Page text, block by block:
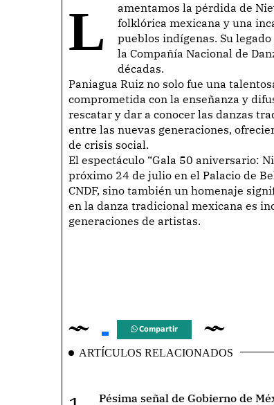
Lamentamos la pérdida de Nieves Paniagua Ruiz, una figura fundamental en la danza
folklórica mexicana y una
pueblos indígenas. Su
la Compañía Nacional de
décadas.
Paniagua Ruiz no solo fue una
comprometida con la enseñanza y
rescatar y dar a conocer las danzas
entre las nuevas generaciones,
de crisis social.
El espectáculo “Gala 50 aniversario:
próximo 24 de julio en el Palacio de
CNDF, sino también un homenaje
en la danza tradicional mexicana es
generaciones de artistas.
Compartir
ARTÍCULOS RELACIONADOS
Pésima señal de Gobierno de